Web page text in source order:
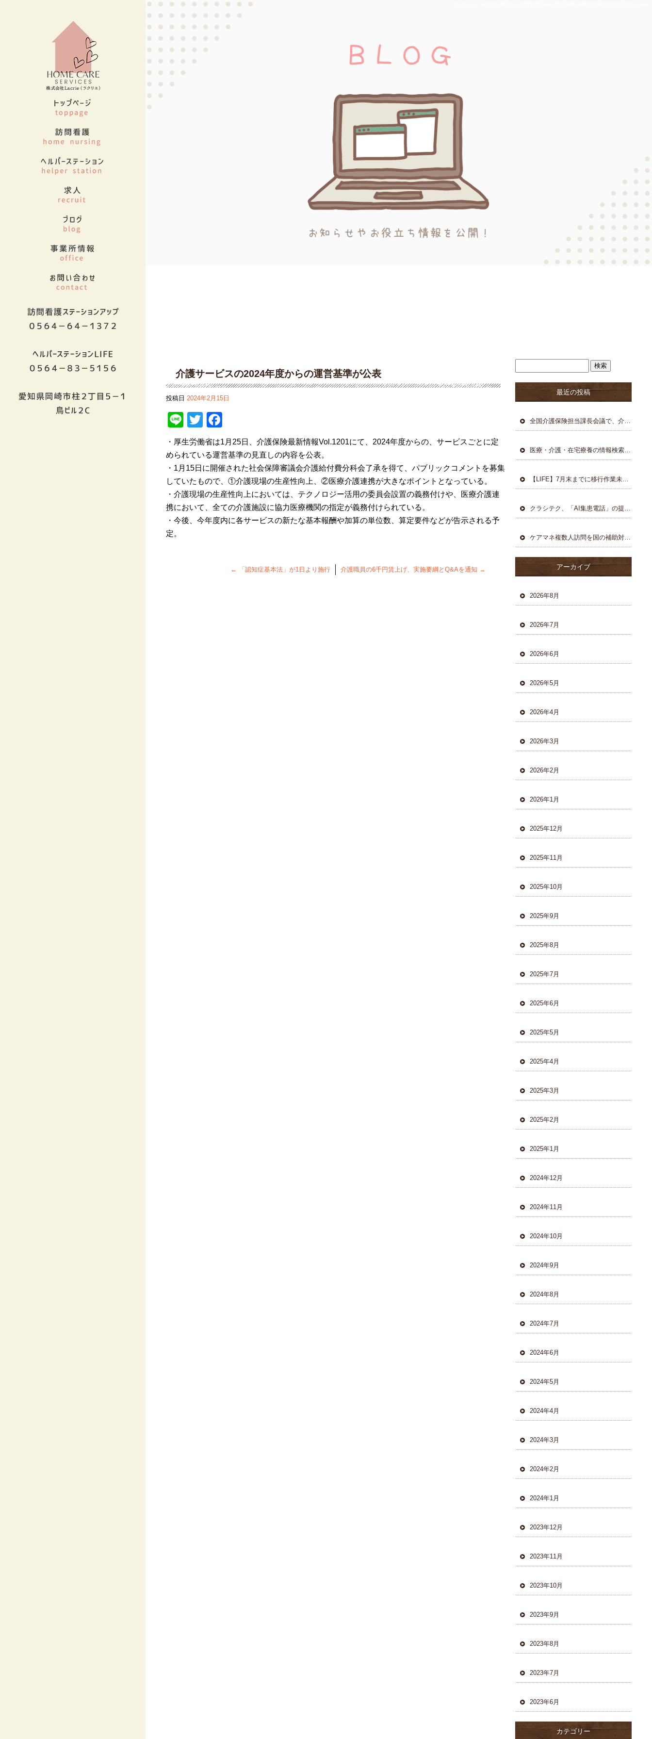
介護サービスの2024年度からの運営基準が公表
投稿日 2024年2月15日
LineTwitter
・厚生労働省は1 月 25日、介護保険最新情報Vol.1201にて、 2024年度からの、サービス ごとに定
められている運営基準の見直しの内容を公表。
・ 1 月 15日に開催された社会保障審議会介護給付費分科会了承を得て、パブリックコメントを募集
していたもので、 ①介護現場の生産性向上、②医療介護連携が大きなポイントとなっている。
・介護現場の生産性向上においては、テクノロジー活用の委員会設置の義務付けや、医療介護連
携において
、全ての介護施設に協力 医療機関の指定が義務付けられている。
・今後、今年度内に各サービスの新たな基本報酬や加算の単位数、算定要件などが告示される予
定。
← 「認知症基本法」が1日より施行 介護職員の6千円賃上げ、実施要綱とQ&Aを通知 →
最近の投稿
全国介護保険担当課長会議で、介護行政の現状が共有される
医療・介護・在宅療養の情報検索サイトを大幅刷新
【LIFE】7月末までに移行作業未対応なら、関連加算が算定不可に
クラシテク、「AI集患電話」の提供を開始
ケアマネ複数人訪問を国の補助対象として通知
アーカイブ
2026年8月
2026年7月
2026年6月
2026年5月
2026年4月
2026年3月
2026年2月
2026年1月
2025年12月
2025年11月
2025年10月
2025年9月
2025年8月
2025年7月
2025年6月
2025年5月
2025年4月
2025年3月
2025年2月
2025年1月
2024年12月
2024年11月
2024年10月
2024年9月
2024年8月
2024年7月
2024年6月
2024年5月
2024年4月
2024年3月
2024年2月
2024年1月
2023年12月
2023年11月
2023年10月
2023年9月
2023年8月
2023年7月
2023年6月
カテゴリー